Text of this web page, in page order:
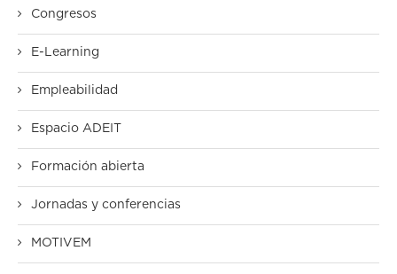
Congresos
E-Learning
Empleabilidad
Espacio ADEIT
Formación abierta
Jornadas y conferencias
MOTIVEM